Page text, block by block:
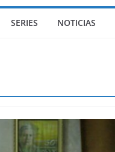
SERIES NOTICIAS